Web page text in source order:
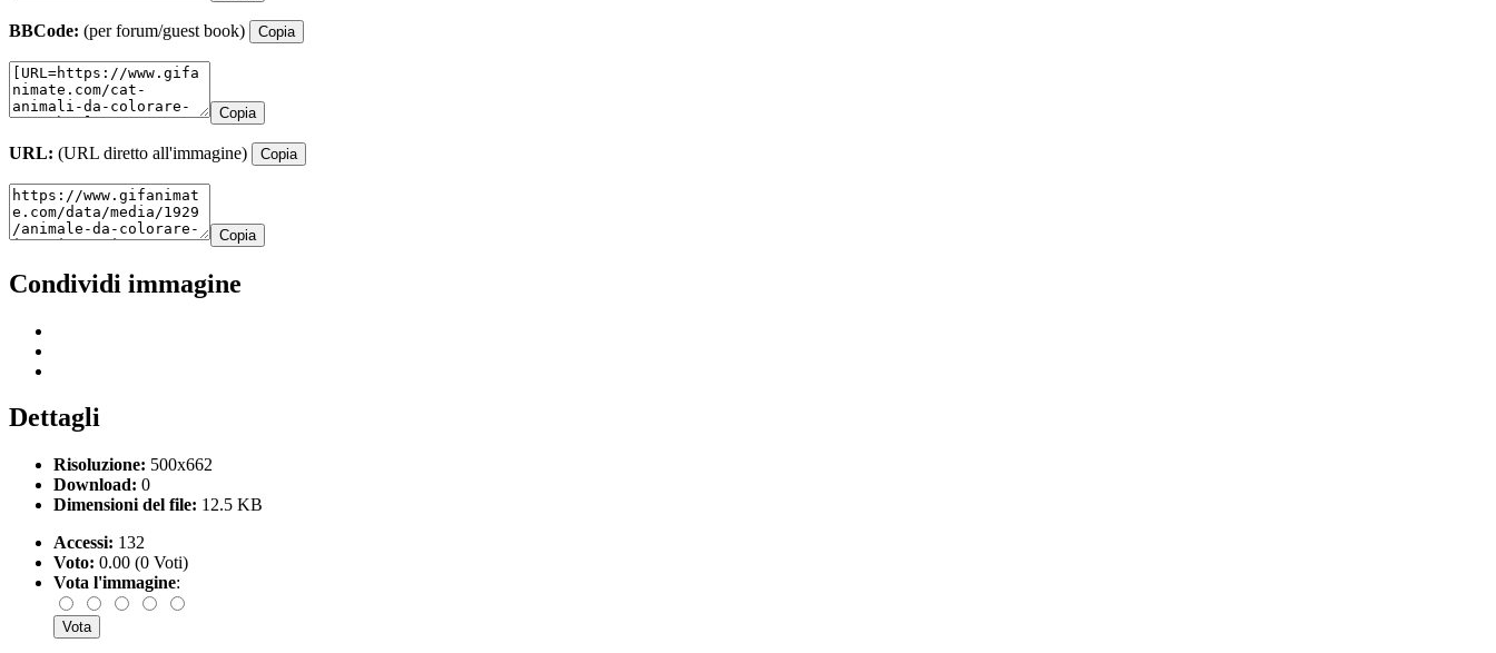
BBCode: (per forum/guest book) Copia
Copia
URL: (URL diretto all'immagine) Copia
Copia
Condividi immagine
Dettagli
Risoluzione: 500x662
Download: 0
Dimensioni del file: 12.5 KB
Accessi: 132
Voto: 0.00 (0 Voti)
Vota l'immagine: